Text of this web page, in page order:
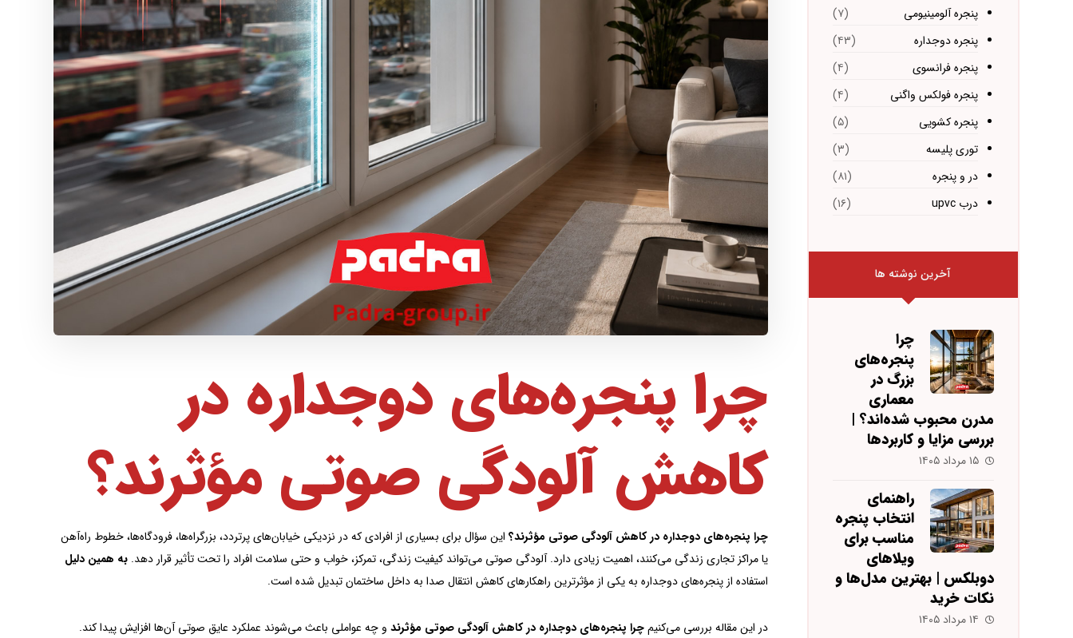
چرا پنجره‌های دوجداره در
کاهش آلودگی صوتی مؤثرند؟
چرا پنجره‌های دوجداره در کاهش آلودگی صوتی مؤثرند؟این سؤال برای بسیاری از افرادی که در نزدیکی خیابان‌های پرتردد، بزرگراه‌ها، فرودگاه‌ها، خطوط راه‌آهن
یا مراکز تجاری زندگی می‌کنند، اهمیت زیادی دارد. آلودگی صوتی می‌تواند کیفیت زندگی، تمرکز، خواب و حتی سلامت افراد را تحت تأثیر قرار دهد. به همین دلیل
استفاده از پنجره‌های دوجداره به یکی از مؤثرترین راهکارهای کاهش انتقال صدا به داخل ساختمان تبدیل شده است.
در این مقاله بررسی می‌کنیمچرا پنجره‌های دوجداره در کاهش آلودگی صوتی مؤثرندو چه عواملی باعث می‌شوند عملکرد عایق صوتی آن‌ها افزایش پیدا کند.
پنجره آلومینیومی
(۷)
پنجره دوجداره
(۴۳)
پنجره فرانسوی
(۴)
پنجره فولکس واگنی
(۴)
پنجره کشویی
(۵)
توری پلیسه
(۳)
در و پنجره
(۸۱)
درب upvc
(۱۶)
آخرین نوشته ها
چرا
پنجره‌های
بزرگ در
معماری
مدرن محبوب شده‌اند؟ |
بررسی مزایا و کاربردها
۱۵ مرداد ۱۴۰۵
راهنمای
انتخاب پنجره
مناسب برای
ویلاهای
دوبلکس | بهترین مدل‌ها و
نکات خرید
۱۴ مرداد ۱۴۰۵